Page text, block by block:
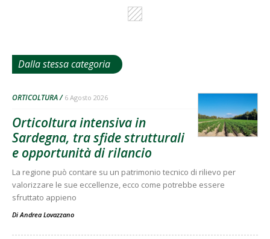
Dalla stessa categoria
ORTICOLTURA 6 Agosto 2026
Orticoltura intensiva in
Sardegna, tra sfide strutturali
e opportunità di rilancio
La regione può contare su un patrimonio tecnico di rilievo per
valorizzare le sue eccellenze, ecco come potrebbe essere
sfruttato appieno
Di Andrea Lovazzano